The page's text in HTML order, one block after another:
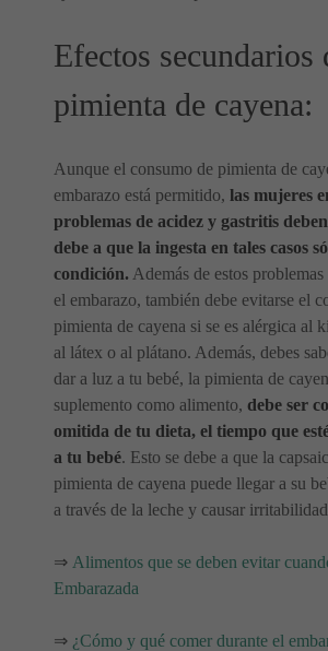
Efectos secundarios
pimienta de cayena:
Aunque el consumo de pimienta de
embarazo está permitido, las mujeres
problemas de acidez y gastritis
debe a que la ingesta en tales casos
condición. Además de estos
el embarazo, también debe evitarse el
pimienta de cayena si se es alérgica al
al látex o al plátano. Además, debes
dar a luz a tu bebé, la pimienta de
suplemento como alimento, debe ser
omitida de tu dieta, el tiempo que
a tu bebé. Esto se debe a que la
pimienta de cayena puede llegar a su
a través de la leche y causar
⇒ Alimentos que se deben evitar
Embarazada
⇒ ¿Cómo y qué comer durante el